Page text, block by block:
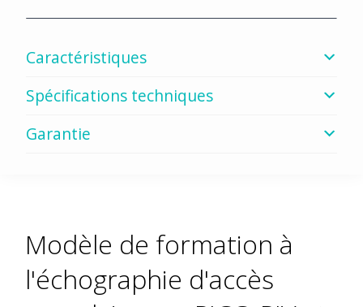
Caractéristiques
Spécifications techniques
Garantie
Modèle de formation à
l'échographie d'accès